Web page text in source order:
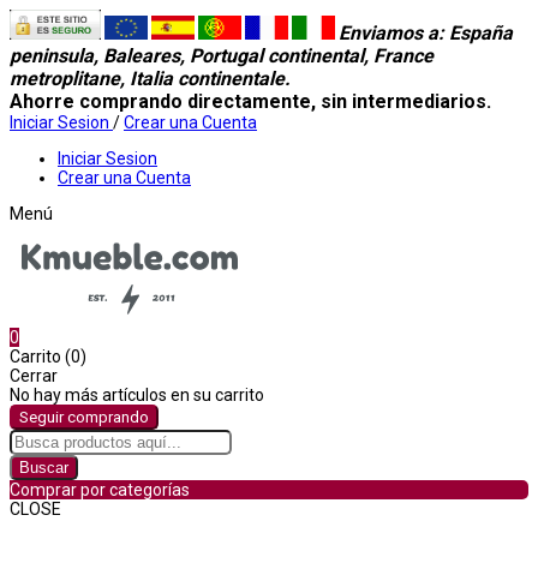
Enviamos a: España
peninsula, Baleares, Portugal continental, France
metroplitane, Italia continentale.
Ahorre comprando directamente, sin intermediarios.
Iniciar Sesion /Crear una Cuenta
Iniciar Sesion
Crear una Cuenta
Menú
0
Carrito (0)
Cerrar
No hay más artículos en su carrito
Seguir comprando
Buscar
Comprar por categorías
CLOSE